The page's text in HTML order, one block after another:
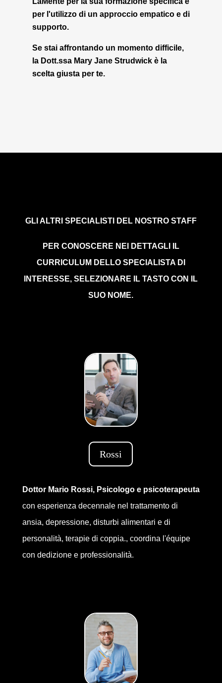
per l'utilizzo di un approccio empatico e di
supporto.
Se stai affrontando un momento difficile,
la Dott.ssa Mary Jane Strudwick è la
scelta giusta per te.
GLI ALTRI SPECIALISTI DEL NOSTRO STAFF
PER CONOSCERE NEI DETTAGLI IL
CURRICULUM DELLO SPECIALISTA DI
INTERESSE, SELEZIONARE IL TASTO CON IL
SUO NOME.
Rossi
Dottor Mario Rossi, Psicologo e psicoterapeuta
con esperienza decennale nel trattamento di
ansia, depressione, disturbi alimentari e di
personalità, terapie di coppia., coordina l'équipe
con dedizione e professionalità.